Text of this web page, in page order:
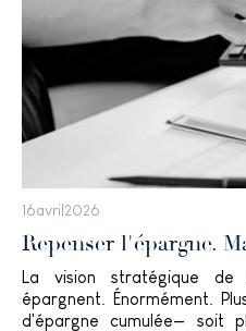
qu’une cave à vin.
Une propriété rare, pleine
idéale pour les amoureux de
de caractère.
16avril 2026
Repenser l'épargne.
La vision stratégique de
épargnent. Énormément.
d'épargne cumulée— soit